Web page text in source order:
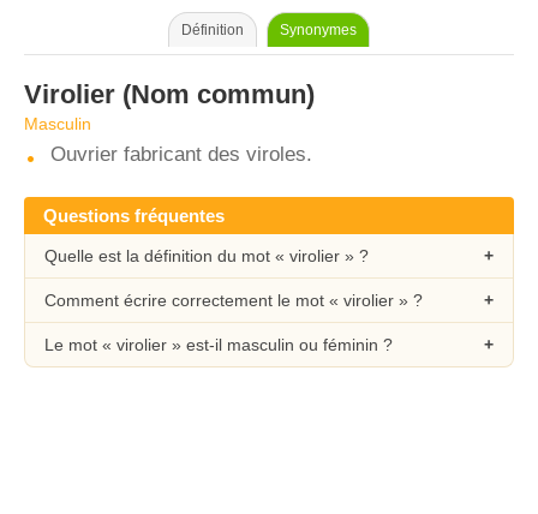
Définition Synonymes
Virolier (Nom commun)
Masculin
Ouvrier fabricant des viroles.
Questions fréquentes
Quelle est la définition du mot « virolier » ?
Comment écrire correctement le mot « virolier » ?
Le mot « virolier » est-il masculin ou féminin ?